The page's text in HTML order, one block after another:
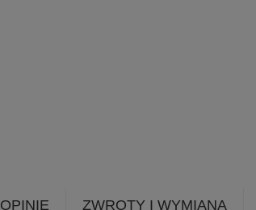
OPINIE ZWROTY I WYMIANA